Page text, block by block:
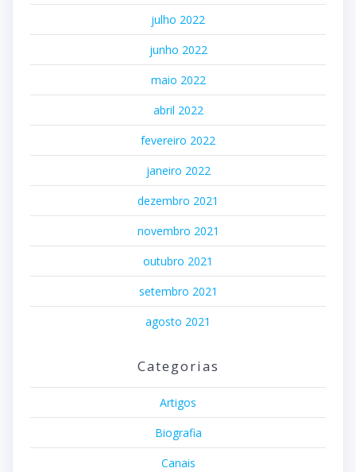
julho 2022
junho 2022
maio 2022
abril 2022
fevereiro 2022
janeiro 2022
dezembro 2021
novembro 2021
outubro 2021
setembro 2021
agosto 2021
Categorias
Artigos
Biografia
Canais